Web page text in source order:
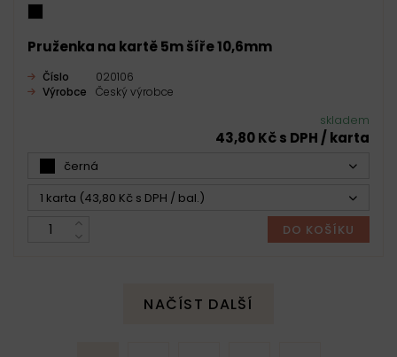
Pruženka na kartě 5m šíře 10,6mm
Číslo
020106
Výrobce
Český výrobce
skladem
43,80 Kč s DPH / karta
černá
1 karta (43,80 Kč s DPH / bal.)
DO KOŠÍKU
NAČÍST DALŠÍ